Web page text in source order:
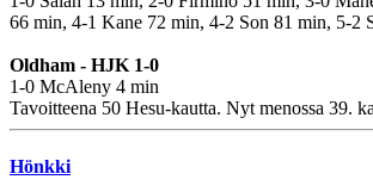
66 min, 4-1 Kane 72 min, 4-2 Son 81 min, 5-2
Oldham - HJK 1-0
1-0 McAleny 4 min
Tavoitteena 50 Hesu-kautta. Nyt menossa 39.
Hönkki